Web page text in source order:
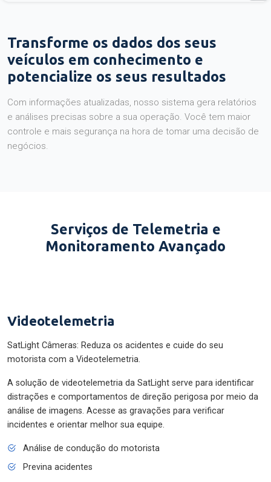
Transforme os dados dos seus
veículos em conhecimento e
potencialize os seus resultados
Com informações atualizadas, nosso sistema gera relatórios
e análises precisas sobre a sua operação. Você tem maior
controle e mais segurança na hora de tomar uma decisão de
negócios.
Serviços de Telemetria e
Monitoramento Avançado
Videotelemetria
SatLight Câmeras: Reduza os acidentes e cuide do seu
motorista com a Videotelemetria.
A solução de videotelemetria da SatLight serve para identificar
distrações e comportamentos de direção perigosa por meio da
análise de imagens. Acesse as gravações para verificar
incidentes e orientar melhor sua equipe.
Análise de condução do motorista
Previna acidentes